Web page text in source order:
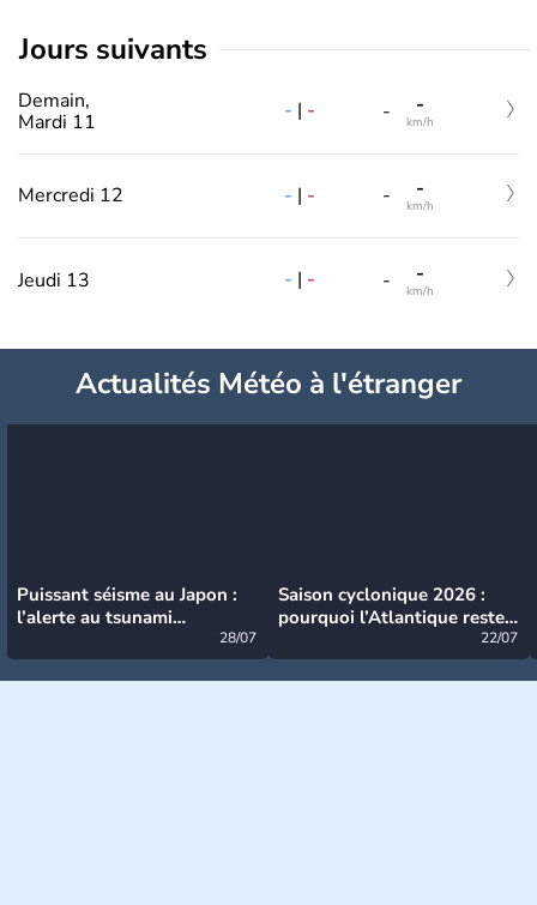
jours suivants
Demain,
Mardi 11
- | - - -
km/h
Mercredi 12 - | - - -
km/h
Jeudi 13 - | - - -
km/h
Actualités Météo à l'étranger
Puissant séisme au Japon :
l’alerte au tsunami
28/07
Saison cyclonique 2026 :
pourquoi l’Atlantique reste
22/07